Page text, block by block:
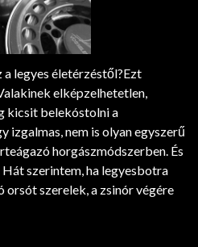
a legyes életérzéstől?Ezt
elképzelhetetlen,
kicsit belekóstolni a
izgalmas, nem is olyan egyszerű
horgászmódszerben. És
szerintem, ha legyesbotra
szerelek, a zsinór végére